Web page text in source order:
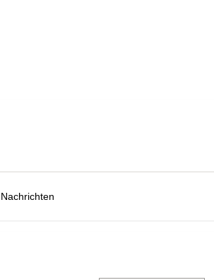
Nachrichten